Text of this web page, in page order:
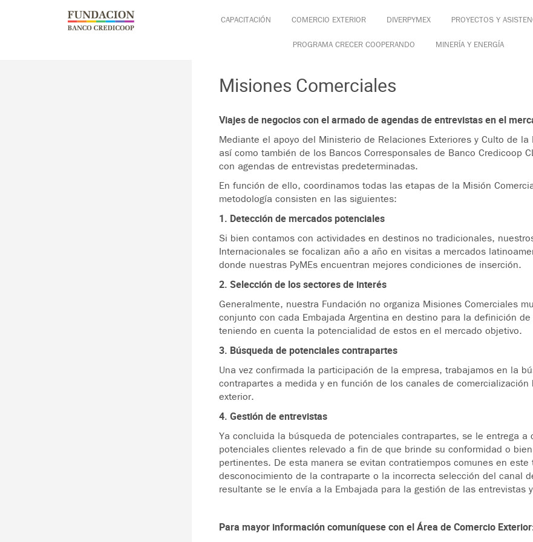
CAPACITACIÓN COMERCIO EXTERIOR DIVERPYMEX PROYECTOS Y
PROGRAMA CRECER COOPERANDO MINERÍA Y ENERGÍA
Misiones Comerciales
Viajes de negocios con el armado de agendas de entrevistas en el
Mediante el apoyo del Ministerio de Relaciones Exteriores y Culto de
así como también de los Bancos Corresponsales de Banco Credicoop
con agendas de entrevistas predeterminadas.
En función de ello, coordinamos todas las etapas de la Misión
metodología consisten en las siguientes:
1. Detección de mercados potenciales
Si bien contamos con actividades en destinos no tradicionales,
Internacionales se focalizan año a año en visitas a mercados
donde nuestras PyMEs encuentran mejores condiciones de inserción.
2. Selección de los sectores de interés
Generalmente, nuestra Fundación no organiza Misiones Comerciales
conjunto con cada Embajada Argentina en destino para la definición
teniendo en cuenta la potencialidad de estos en el mercado objetivo.
3. Búsqueda de potenciales contrapartes
Una vez confirmada la participación de la empresa, trabajamos en la
contrapartes a medida y en función de los canales de
exterior.
4. Gestión de entrevistas
Ya concluida la búsqueda de potenciales contrapartes, se le entrega a
potenciales clientes relevado a fin de que brinde su conformidad o
pertinentes. De esta manera se evitan contratiempos comunes en
desconocimiento de la contraparte o la incorrecta selección del canal
resultante se le envía a la Embajada para la gestión de las entrevistas
Para mayor información comuníquese con el Área de Comercio